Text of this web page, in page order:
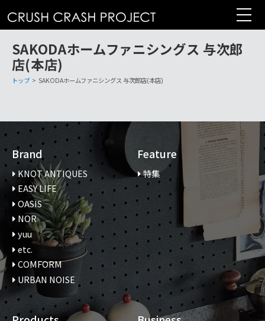
テ
SAKODAホームファニシングス 与次郎
店(本店)
トップ > SAKODAホームファニシングス 与次郎店(本店)
Brand
KNOT ANTIQUES
EASY LIFE
OASIS
NOR
yuu
etc.
COMFORM
URBAN NOISE
Feature
特集